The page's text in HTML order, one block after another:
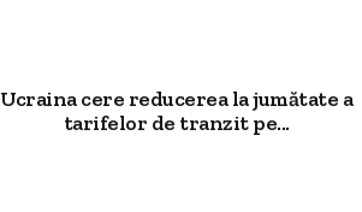
Ucraina cere reducerea la jumătate a
tarifelor de tranzit pe...